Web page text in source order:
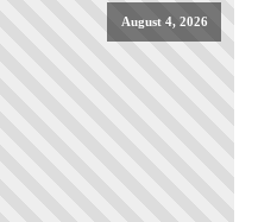
August 4, 2026